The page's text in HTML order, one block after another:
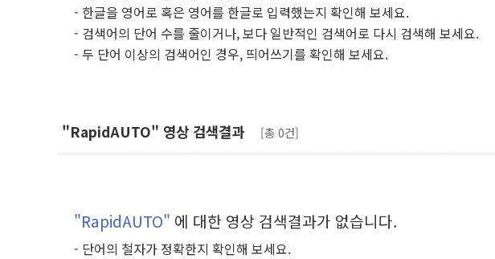
- 한글을 영어로 혹은 영어를 한글로 입력했는지 확인해 보세요.
- 검색어의 단어 수를 줄이거나, 보다 일반적인 검색어로 다시 검색해 보세요.
- 두 단어 이상의 검색어인 경우, 띄어쓰기를 확인해 보세요.
"RapidAUTO" 영상 검색결과 [총 0건]
"RapidAUTO" 에 대한 영상 검색결과가 없습니다.
- 단어의 철자가 정확한지 확인해 보세요.